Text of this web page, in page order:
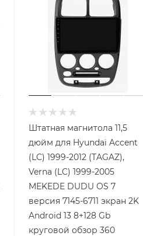
Штатная магнитола 11,5
дюйм для Hyundai Accent
(LC) 1999-2012 (TAGAZ),
Verna (LC) 1999-2005
MEKEDE DUDU OS 7
версия 7145-6711 экран 2K
Android 13 8+128 Gb
круговой обзор 360